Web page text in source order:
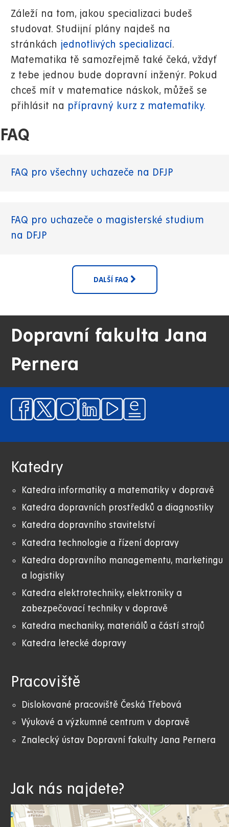
Záleží na tom, jakou specializaci budeš
studovat. Studijní plány najdeš na
stránkách jednotlivých specializací.
Matematika tě samozřejmě také čeká, vždyť
z tebe jednou bude dopravní inženýr. Pokud
chceš mít v matematice náskok, můžeš se
přihlásit na přípravný kurz z matematiky.
FAQ
FAQ pro všechny uchazeče na DFJP
FAQ pro uchazeče o magisterské studium
na DFJP
DALŠÍ FAQ
Dopravní fakulta Jana
Pernera
Katedry
Katedra informatiky a matematiky v dopravě
Katedra dopravních prostředků a diagnostiky
Katedra dopravního stavitelství
Katedra technologie a řízení dopravy
Katedra dopravního managementu, marketingu
a logistiky
Katedra elektrotechniky, elektroniky a
zabezpečovací techniky v dopravě
Katedra mechaniky, materiálů a částí strojů
Katedra letecké dopravy
Pracoviště
Dislokované pracoviště Česká Třebová
Výukové a výzkumné centrum v dopravě
Znalecký ústav Dopravní fakulty Jana Pernera
Jak nás najdete?